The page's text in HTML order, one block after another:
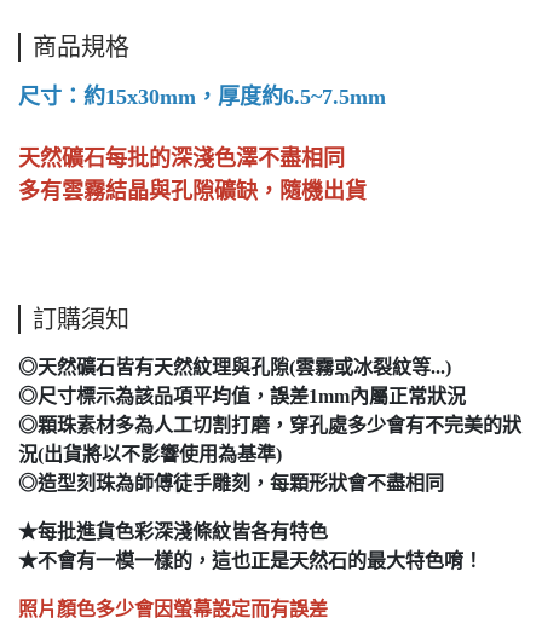
商品規格
尺寸：約15x30mm，厚度約6.5~7.5mm
天然礦石每批的深淺色澤不盡相同
多有雲霧結晶與孔隙礦缺，隨機出貨
訂購須知
◎天然礦石皆有天然紋理與孔隙(雲霧或冰裂紋等...)
◎尺寸標示為該品項平均值，誤差1mm內屬正常狀況
◎顆珠素材多為人工切割打磨，穿孔處多少會有不完美的狀
況(出貨將以不影響使用為基準)
◎造型刻珠為師傅徒手雕刻，每顆形狀會不盡相同
★每批進貨色彩深淺條紋皆各有特色
★不會有一模一樣的，這也正是天然石的最大特色唷！
照片顏色多少會因螢幕設定而有誤差